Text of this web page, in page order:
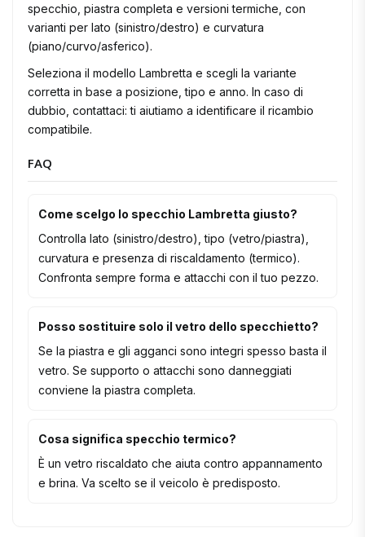
specchio, piastra completa e versioni termiche, con
varianti per lato (sinistro/destro) e curvatura
(piano/curvo/asferico).
Seleziona il modello Lambretta e scegli la variante
corretta in base a posizione, tipo e anno. In caso di
dubbio, contattaci: ti aiutiamo a identificare il ricambio
compatibile.
FAQ
Come scelgo lo specchio Lambretta giusto?
Controlla lato (sinistro/destro), tipo (vetro/piastra),
curvatura e presenza di riscaldamento (termico).
Confronta sempre forma e attacchi con il tuo pezzo.
Posso sostituire solo il vetro dello specchietto?
Se la piastra e gli agganci sono integri spesso basta il
vetro. Se supporto o attacchi sono danneggiati
conviene la piastra completa.
Cosa significa specchio termico?
È un vetro riscaldato che aiuta contro appannamento
e brina. Va scelto se il veicolo è predisposto.